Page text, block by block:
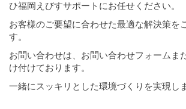
ひ福岡えびすサポートにお任せください。
お客様のご要望に合わせた最適な解決策を
す。
お問い合わせは、お問い合わせフォームま
け付けております。
一緒にスッキリとした環境づくりを実現し